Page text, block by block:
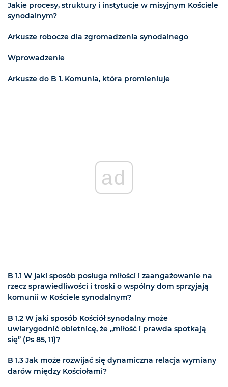
Jakie procesy, struktury i instytucje w misyjnym Kościele
synodalnym?
Arkusze robocze dla zgromadzenia synodalnego
Wprowadzenie
Arkusze do B 1. Komunia, która promieniuje
ad
B 1.1 W jaki sposób posługa miłości i zaangażowanie na
rzecz sprawiedliwości i troski o wspólny dom sprzyjają
komunii w Kościele synodalnym?
B 1.2 W jaki sposób Kościół synodalny może
uwiarygodnić obietnicę, że „miłość i prawda spotkają
się” (Ps 85, 11)?
B 1.3 Jak może rozwijać się dynamiczna relacja wymiany
darów między Kościołami?